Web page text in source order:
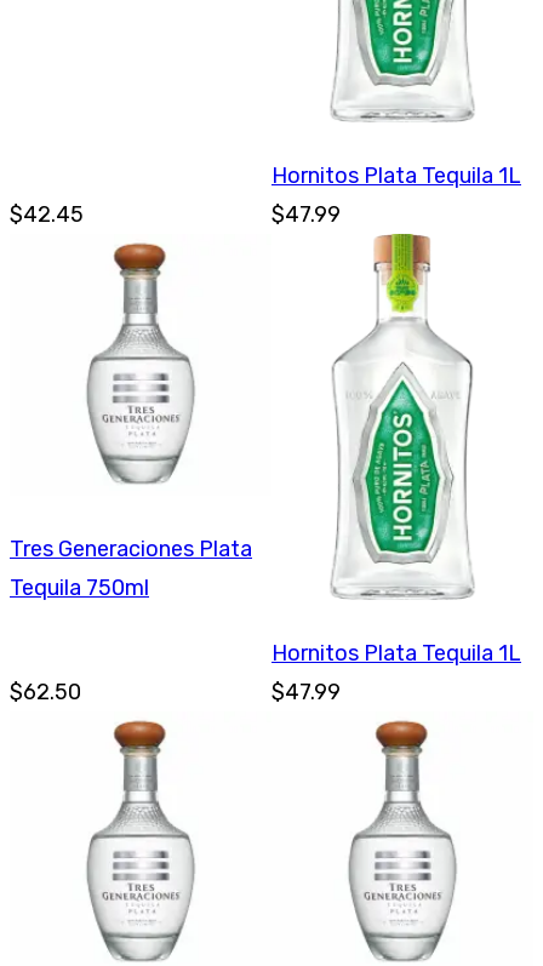
$42.45
Hornitos Plata Tequila 1L
$47.99
Tres Generaciones Plata
Tequila 750ml
$62.50
Hornitos Plata Tequila 1L
$47.99